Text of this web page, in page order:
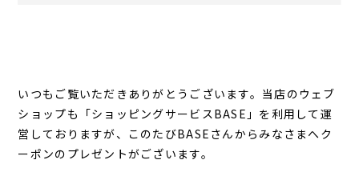
いつもご覧いただきありがとうございます。当店のウェブ
ショップも「ショッピングサービスBASE」を利用して運
営しておりますが、このたびBASEさんからみなさまへク
ーポンのプレゼントがございます。